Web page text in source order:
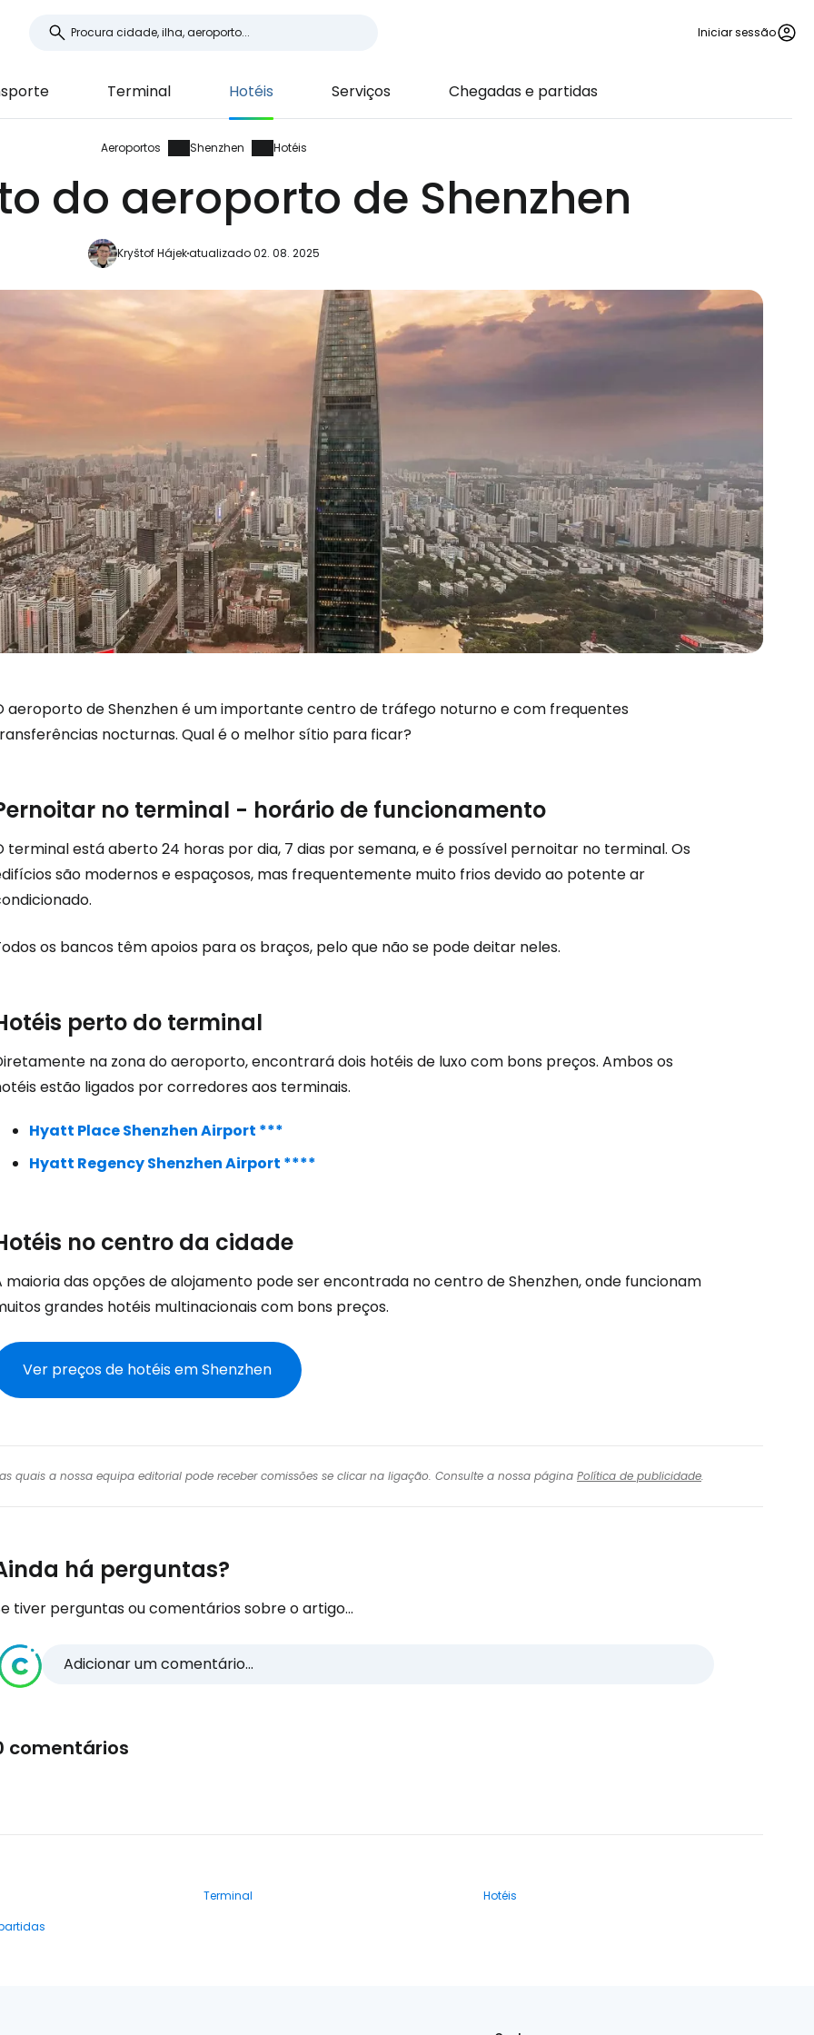
Iniciar sessão
Terminal Hotéis Serviços Chegadas e partidas
Aeroportos Shenzhen Hotéis
do aeroporto de Shenzhen
Kryštof Hájekatualizado 02. 08. 2025
aeroporto de Shenzhen é um importante centro de tráfego noturno e com frequentes
nocturnas. Qual é o melhor sítio para ficar?
no terminal - horário de funcionamento
terminal está aberto 24 horas por dia, 7 dias por semana, e é possível pernoitar no terminal. Os
são modernos e espaçosos, mas frequentemente muito frios devido ao potente ar
os bancos têm apoios para os braços, pelo que não se pode deitar neles.
perto do terminal
na zona do aeroporto, encontrará dois hotéis de luxo com bons preços. Ambos os
estão ligados por corredores aos terminais.
Hyatt Place Shenzhen Airport ***
Hyatt Regency Shenzhen Airport ****
no centro da cidade
maioria das opções de alojamento pode ser encontrada no centro de Shenzhen, onde funcionam
grandes hotéis multinacionais com bons preços.
Ver preços de hotéis em Shenzhen
quais a nossa equipa editorial pode receber comissões se clicar na ligação. Consulte a nossa página Política de publicidade.
há perguntas?
tiver perguntas ou comentários sobre o artigo...
Adicionar um comentário...
comentários
Terminal
Hotéis
Iniciar sessão no Cestee